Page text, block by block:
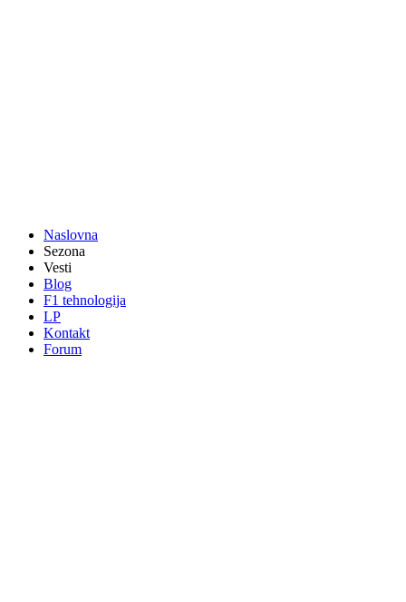
Naslovna
Sezona
Vesti
Blog
F1 tehnologija
LP
Kontakt
Forum